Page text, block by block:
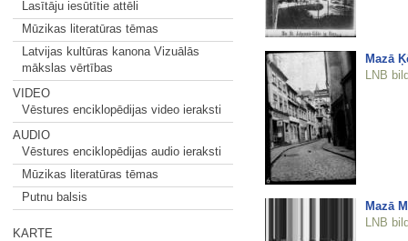
Lasītāju iesūtītie attēli
Mūzikas literatūras tēmas
Latvijas kultūras kanona Vizuālās
mākslas vērtības
VIDEO
Vēstures enciklopēdijas video ieraksti
AUDIO
Vēstures enciklopēdijas audio ieraksti
Mūzikas literatūras tēmas
Putnu balsis
KARTE
Mazā
LNB
Mazā
LNB